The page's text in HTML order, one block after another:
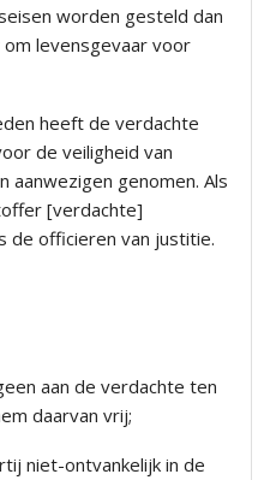
worden gesteld dan
levensgevaar voor
heeft de verdachte
de veiligheid van
aanwezigen genomen. Als
[verdachte]
de officieren van justitie.
aan de verdachte ten
daarvan vrij;
niet-ontvankelijk in de